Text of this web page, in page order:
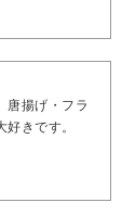
唐揚げ・フラ
きです。